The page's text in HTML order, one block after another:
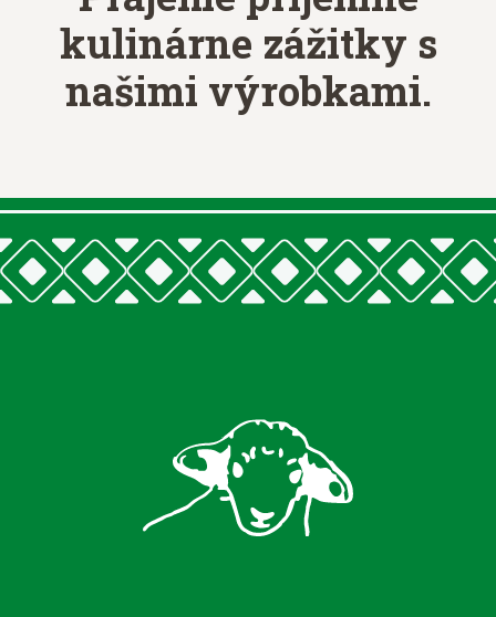
kulinárne zážitky s
našimi výrobkami.